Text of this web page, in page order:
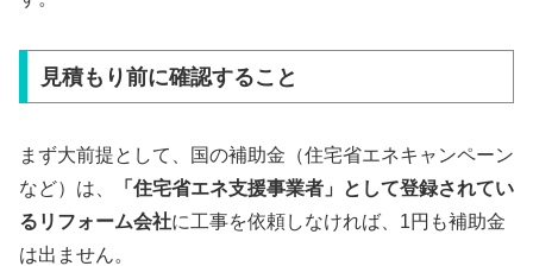
見積もり前に確認すること
まず大前提として、国の補助金（住宅省エネキャンペーン
など）は、
「住宅省エネ支援事業者」として登録されてい
るリフォーム会社に工事を依頼しなければ、1円も補助金
は出ません。